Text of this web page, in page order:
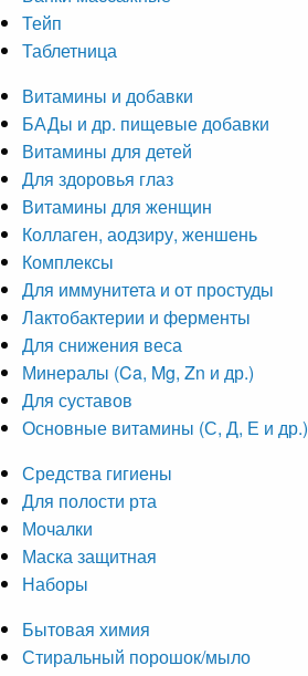
Тейп
Таблетница
Витамины и добавки
БАДы и др. пищевые добавки
Витамины для детей
Для здоровья глаз
Витамины для женщин
Коллаген, аодзиру, женшень
Комплексы
Для иммунитета и от простуды
Лактобактерии и ферменты
Для снижения веса
Минералы (Ca, Mg, Zn и др.)
Для суставов
Основные витамины (С, Д, Е и др.)
Средства гигиены
Для полости рта
Мочалки
Маска защитная
Наборы
Бытовая химия
Стиральный порошок/мыло